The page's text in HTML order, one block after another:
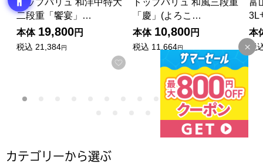
トップバリュ 和洋中特大
二段重「饗宴」…
本体 19,800円
税込 21,384円
お気に入りに登録する
トップバリュ 和風三段重
「慶」(よろこ…
本体 10,800円
税込 11,664円
富
3L
本
税
カテゴリーから選ぶ